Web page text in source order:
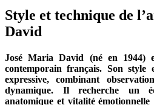
Style et technique de
David
José Maria David (né en 1944)
contemporain français. Son
expressive, combinant
dynamique. Il recherche un
anatomique et vitalité émotionnelle